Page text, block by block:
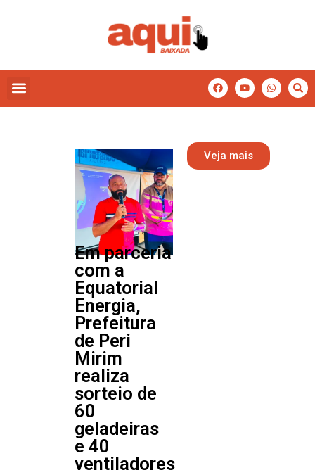
Em parceria
com a
Equatorial
Energia,
Prefeitura
de Peri
Mirim
realiza
sorteio de
60
geladeiras
e 40
ventiladores
Veja mais